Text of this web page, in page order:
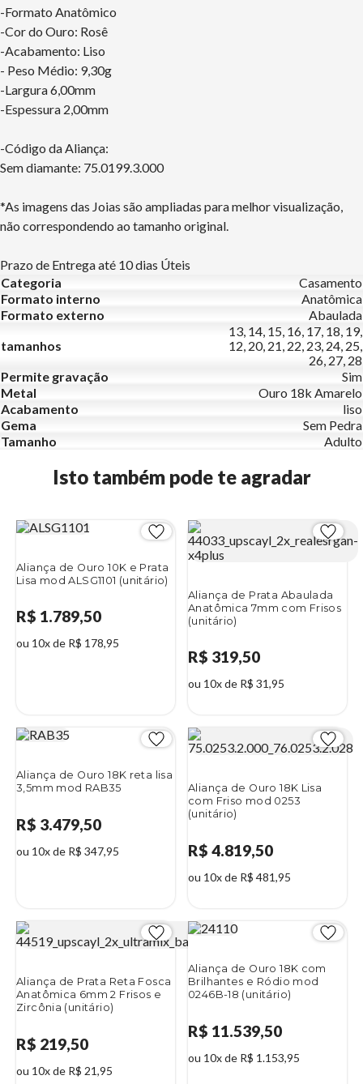
-Formato Anatômico
-Cor do Ouro: Rosê
-Acabamento: Liso
- Peso Médio: 9,30g
-Largura 6,00mm
-Espessura 2,00mm
-Código da Aliança:
Sem diamante: 75.0199.3.000
*As imagens das Joias são ampliadas para melhor visualização,
não correspondendo ao tamanho original.
Prazo de Entrega até 10 dias Úteis
Categoria
Casamento
Formato interno
Anatômica
Formato externo
Abaulada
tamanhos
13, 14, 15, 16, 17, 18, 19,
12, 20, 21, 22, 23, 24, 25,
26, 27, 28
Permite gravação
Sim
Metal
Ouro 18k Amarelo
Acabamento
liso
Gema
Sem Pedra
Tamanho
Adulto
Isto também pode te agradar
Aliança de Ouro 10K e Prata
Lisa mod ALSG1101 (unitário)
R$ 1.789,50
ou 10x de R$ 178,95
Aliança de Prata Abaulada
Anatômica 7mm com Frisos
(unitário)
R$ 319,50
ou 10x de R$ 31,95
Aliança de Ouro 18K reta lisa
3,5mm mod RAB35
R$ 3.479,50
ou 10x de R$ 347,95
Aliança de Ouro 18K Lisa
com Friso mod 0253
(unitário)
R$ 4.819,50
ou 10x de R$ 481,95
Aliança de Prata Reta Fosca
Anatômica 6mm 2 Frisos e
Zircônia (unitário)
R$ 219,50
ou 10x de R$ 21,95
Aliança de Ouro 18K com
Brilhantes e Ródio mod
0246B-18 (unitário)
R$ 11.539,50
ou 10x de R$ 1.153,95